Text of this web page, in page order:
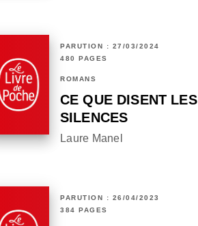
PARUTION : 27/03/2024
480 PAGES
ROMANS
CE QUE DISENT LES
SILENCES
Laure Manel
PARUTION : 26/04/2023
384 PAGES